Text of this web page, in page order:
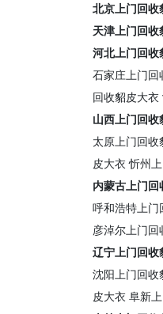
北京上门回收
天津上门回收
河北上门回收
石家庄上门回
回收貂皮大衣
山西上门回收
太原上门回收
皮大衣 忻州
内蒙古上门回
呼和浩特上门
彦淖尔上门回
辽宁上门回收
沈阳上门回收
皮大衣 阜新